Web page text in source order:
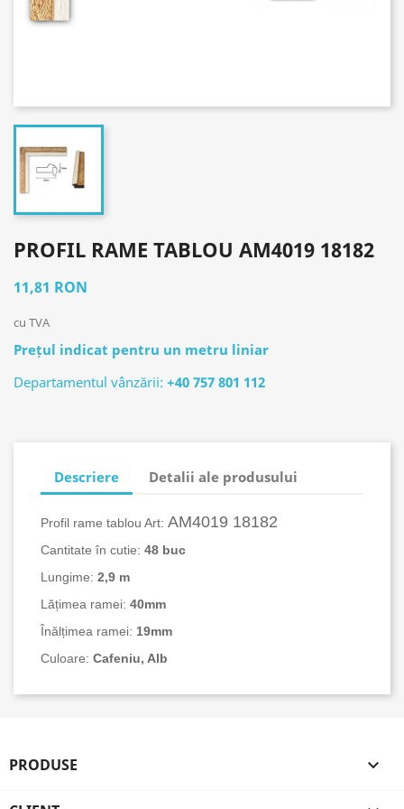
PROFIL RAME TABLOU AM4019 18182
11,81 RON
cu TVA
Prețul indicat pentru un metru liniar
Departamentul vânzării: +40 757 801 112
Descriere Detalii ale produsului
Profil rame tablou Art: AM4019 18182
Cantitate în cutie: 48 buc
Lungime: 2,9 m
Lățimea ramei: 40mm
Înălțimea ramei: 19mm
Culoare: Cafeniu, Alb
PRODUSE 